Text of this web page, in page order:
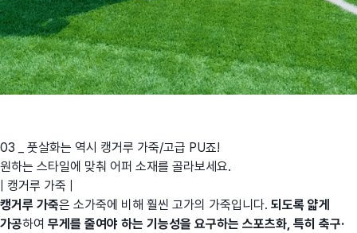
03 _ 풋살화는 역시 캥거루 가죽/고급 PU죠!
원하는 스타일에 맞춰 어퍼 소재를 골라보세요.
| 캥거루 가죽 |
캥거루 가죽은 소가죽에 비해 훨씬 고가의 가죽입니다. 되도록 얇게
가공하여 무게를 줄여야 하는 기능성을 요구하는 스포츠화, 특히 축구·